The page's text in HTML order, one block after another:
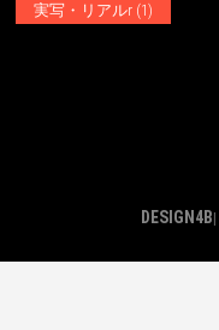
実写・リアルr (1)
DESIGN4B